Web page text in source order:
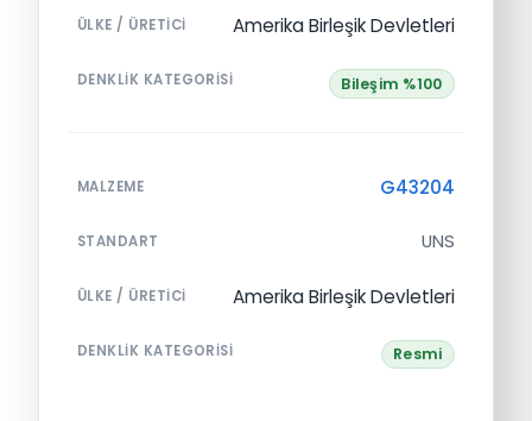
ÜLKE / ÜRETICI Amerika Birleşik Devletleri
DENKLIK KATEGORISI Bileşim %100
MALZEME G43204
STANDART UNS
ÜLKE / ÜRETICI Amerika Birleşik Devletleri
DENKLIK KATEGORISI Resmi